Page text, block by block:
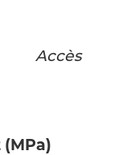
Accès